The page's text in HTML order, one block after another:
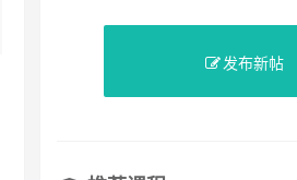
发布新帖